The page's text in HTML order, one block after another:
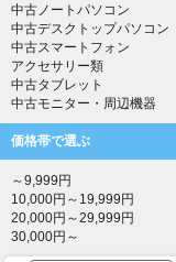
中古ノートパソコン
中古デスクトップパソコン
中古スマートフォン
アクセサリー類
中古タブレット
中古モニター・周辺機器
価格帯で選ぶ
～9,999円
10,000円～19,999円
20,000円～29,999円
30,000円～